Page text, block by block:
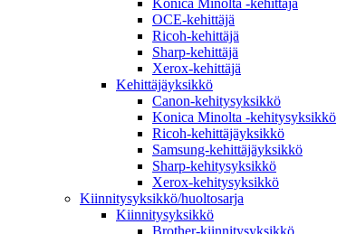
Konica Minolta -kehittäjä
OCE-kehittäjä
Ricoh-kehittäjä
Sharp-kehittäjä
Xerox-kehittäjä
Kehittäjäyksikkö
Canon-kehitysyksikkö
Konica Minolta -kehitysyksikkö
Ricoh-kehittäjäyksikkö
Samsung-kehittäjäyksikkö
Sharp-kehitysyksikkö
Xerox-kehitysyksikkö
Kiinnitysyksikkö/huoltosarja
Kiinnitysyksikkö
Brother-kiinnitysyksikkö